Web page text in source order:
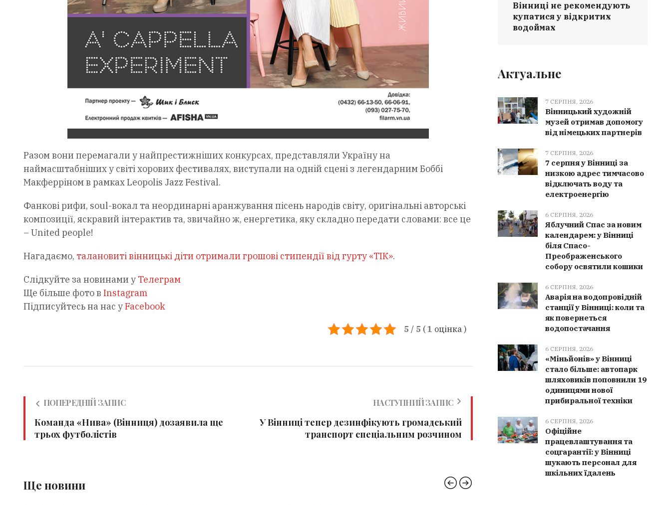
Разом вони перемагали у найпрестижніших конкурсах, представляли Україну на
наймасштабніших у світі хорових фестивалях, виступали на одній сцені з легендарним Боббі
Макферріном в рамках Leopolis Jazz Festival.
Фанкові рифи, soul-вокал та неординарні аранжування пісень народів світу, оригінальні авторські
композиції, яскравий інтерактив та, звичайно ж, енергетика, яку складно передати словами: все це
– United people!
Нагадаємо, талановиті вінницькі діти отримали грошові стипендії від гурту «ТІК».
Слідкуйте за новинами у Телеграм
Ще більше фото в Instagram
Підписуйтесь на нас уFacebook
5 / 5 (1 оцінка)
ПОПЕРЕДНІЙ ЗАПИС
Команда «Нива» (Вінниця) дозаявила ще
трьох футболістів
НАСТУПНИЙ ЗАПИС
У Вінниці тепер дезинфікують громадський
транспорт спеціальним розчином
Ще новини
Вінниці не рекомендують
купатися у відкритих
водоймах
Актуальне
7 СЕРПНЯ, 2026
Вінницький художній
музей отримав допомогу
від німецьких партнерів
7 СЕРПНЯ, 2026
7 серпня у Вінниці за
низкою адрес тимчасово
відключать воду та
електроенергію
6 СЕРПНЯ, 2026
Яблучний Спас за новим
календарем: у Вінниці
біля Спасо-
Преображенського
собору освятили кошики
6 СЕРПНЯ, 2026
Аварія на водопровідній
станції у Вінниці: коли та
як повернеться
водопостачання
6 СЕРПНЯ, 2026
«Міньйонів» у Вінниці
стало більше: автопарк
шляховиків поповнили 19
одиницями нової
прибиральної техніки
6 СЕРПНЯ, 2026
Офіційне
працевлаштування та
соцгарантії: у Вінниці
шукають персонал для
шкільних їдалень